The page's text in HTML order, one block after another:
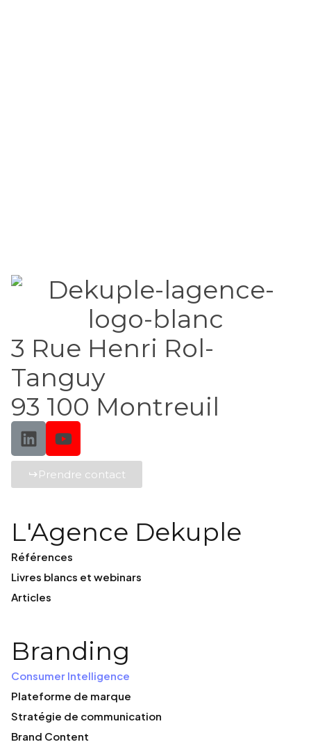
3 Rue Henri Rol-
Tanguy
93 100 Montreuil
Prendre contact
L'Agence Dekuple
Références
Livres blancs et webinars
Articles
Branding
Consumer Intelligence
Plateforme de marque
Stratégie de communication
Brand Content